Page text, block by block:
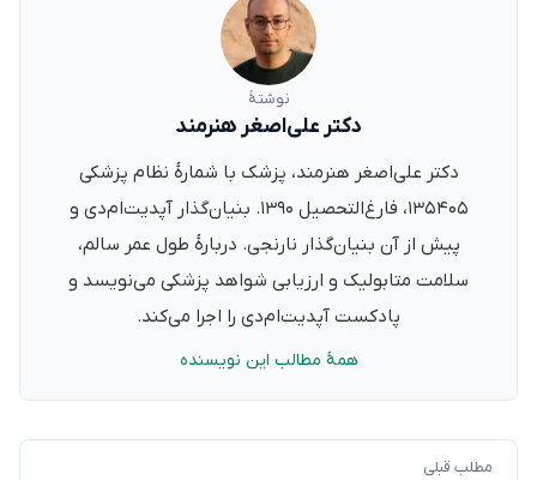
نوشتهٔ
دکتر علی‌اصغر هنرمند
دکتر علی‌اصغر هنرمند، پزشک با شمارهٔ نظام پزشکی
۱۳۵۴۰۵، فارغ‌التحصیل ۱۳۹۰. بنیان‌گذار آپدیت‌ام‌دی و
پیش از آن بنیان‌گذار نارنجی. دربارهٔ طول عمر سالم،
سلامت متابولیک و ارزیابی شواهد پزشکی می‌نویسد و
پادکست آپدیت‌ام‌دی را اجرا می‌کند.
همهٔ مطالب این نویسنده
مطلب قبلی